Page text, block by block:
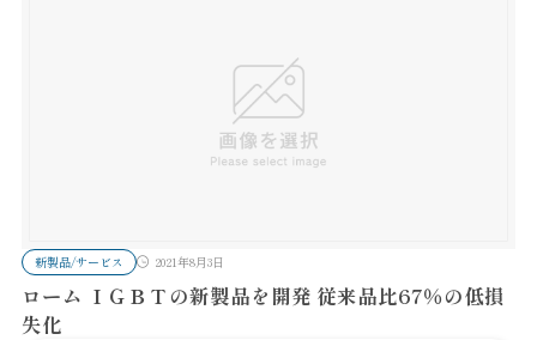
新製品/サービス 2021年8月3日
ローム ＩＧＢＴの新製品を開発 従来品比67％の低損
失化